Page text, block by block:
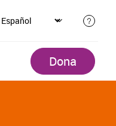
Dona